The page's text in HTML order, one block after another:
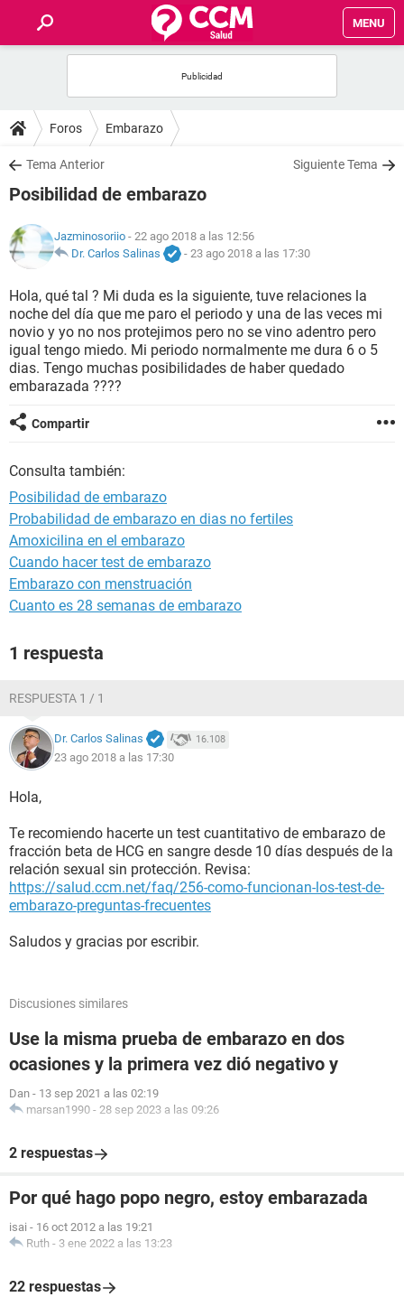
MENU
FOROS
SALUD
NUTRICIÓN
BIENESTAR
SEXUALIDAD
GLOSARIO
Foros Embarazo
Tema Anterior Siguiente Tema
Posibilidad de embarazo
Jazminosoriio - 22 ago 2018 a las 12:56
Dr. Carlos Salinas
- 23 ago 2018 a las 17:30
Hola, qué tal ? Mi duda es la siguiente, tuve relaciones la
noche del día que me paro el periodo y una de las veces mi
novio y yo no nos protejimos pero no se vino adentro pero
igual tengo miedo. Mi periodo normalmente me dura 6 o 5
dias. Tengo muchas posibilidades de haber quedado
embarazada ????
Compartir
Consulta también:
Posibilidad de embarazo
Probabilidad de embarazo en dias no fertiles
Amoxicilina en el embarazo
Cuando hacer test de embarazo
Embarazo con menstruación
Cuanto es 28 semanas de embarazo
1 respuesta
RESPUESTA 1 / 1
Dr. Carlos Salinas 16.108
23 ago 2018 a las 17:30
Hola,
Te recomiendo hacerte un test cuantitativo de embarazo de
fracción beta de HCG en sangre desde 10 días después de la
relación sexual sin protección. Revisa:
https://salud.ccm.net/faq/256-como-funcionan-los-test-de-
embarazo-preguntas-frecuentes
Saludos y gracias por escribir.
Discusiones similares
Use la misma prueba de embarazo en dos
ocasiones y la primera vez dió negativo y
Dan - 13 sep 2021 a las 02:19
marsan1990 - 28 sep 2023 a las 09:26
2 respuestas
Por qué hago popo negro, estoy embarazada
isai - 16 oct 2012 a las 19:21
Ruth - 3 ene 2022 a las 13:23
22 respuestas